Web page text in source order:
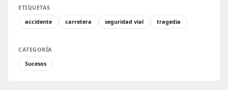
ETIQUETAS
accidente
carretera seguridad vial tragedia
CATEGORÍA
Sucesos